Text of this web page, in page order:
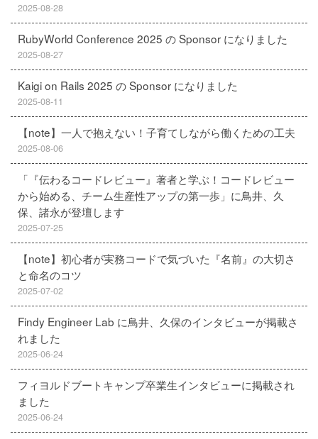
2025-08-28
RubyWorld Conference 2025 の Sponsor になりました
2025-08-27
Kaigi on Rails 2025 の Sponsor になりました
2025-08-11
【note】一人で抱えない！子育てしながら働くための工夫
2025-08-06
「『伝わるコードレビュー』著者と学ぶ！コードレビュー
から始める、チーム生産性アップの第一歩」に鳥井、久
保、諸永が登壇します
2025-07-25
【note】初心者が実務コードで気づいた『名前』の大切さ
と命名のコツ
2025-07-02
Findy Engineer Lab に鳥井、久保のインタビューが掲載さ
れました
2025-06-24
フィヨルドブートキャンプ卒業生インタビューに掲載され
ました
2025-06-24